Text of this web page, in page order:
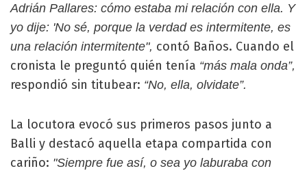
Adrián Pallares: cómo estaba mi relación con ella. Y
yo dije: 'No sé, porque la verdad es intermitente, es
una relación intermitente", contó Baños. Cuando el
cronista le preguntó quién tenía “más mala onda”,
respondió sin titubear: “No, ella, olvidate”.
La locutora evocó sus primeros pasos junto a
Balli y destacó aquella etapa compartida con
cariño: "Siempre fue así, o sea yo laburaba con